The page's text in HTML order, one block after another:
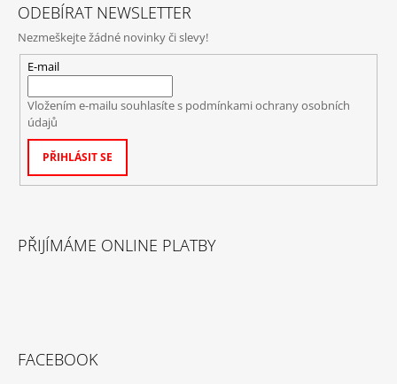
ODEBÍRAT NEWSLETTER
Nezmeškejte žádné novinky či slevy!
E-mail
Vložením e-mailu souhlasíte s podmínkami ochrany osobních
údajů
PŘIHLÁSIT SE
PŘIJÍMÁME ONLINE PLATBY
FACEBOOK